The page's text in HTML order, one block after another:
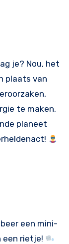
je? Nou, het
plaats van
te maken.
planeet
een mini-
een rietje!